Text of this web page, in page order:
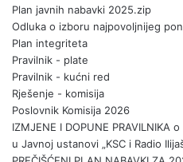
Plan javnih nabavki 2025.zip
Odluka o izboru najpovoljnijeg
Plan integriteta
Pravilnik - plate
Pravilnik - kućni red
Rješenje - komisija
Poslovnik Komisija 2026
IZMJENE I DOPUNE PRAVILNIKA
u Javnoj ustanovi „KSC i Radio